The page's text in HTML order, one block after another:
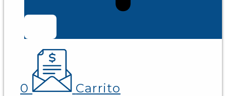
0 Carrito